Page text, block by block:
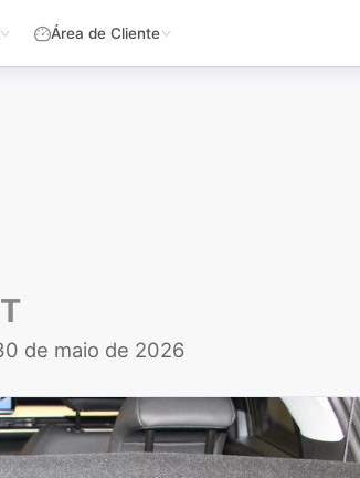
Área de Cliente
de maio de 2026